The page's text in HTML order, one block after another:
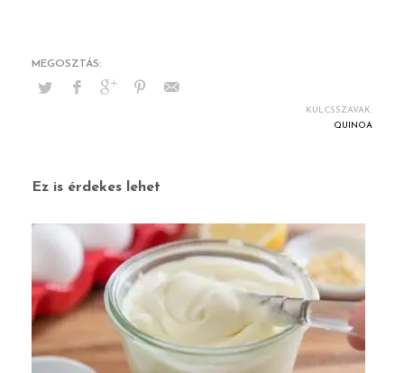
KULCSSZAVAK:
QUINOA
Ez is érdekes lehet